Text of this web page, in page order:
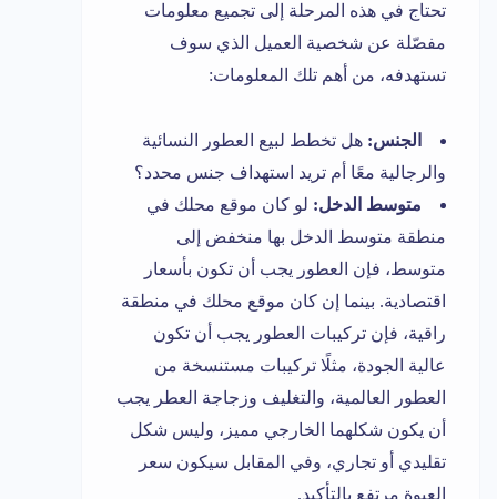
تحتاج في هذه المرحلة إلى تجميع معلومات
مفصّلة عن شخصية العميل الذي سوف
تستهدفه، من أهم تلك المعلومات:
الجنس: هل تخطط لبيع العطور النسائية
والرجالية معًا أم تريد استهداف جنس محدد؟
متوسط الدخل: لو كان موقع محلك في
منطقة متوسط الدخل بها منخفض إلى
متوسط، فإن العطور يجب أن تكون بأسعار
اقتصادية. بينما إن كان موقع محلك في منطقة
راقية، فإن تركيبات العطور يجب أن تكون
عالية الجودة، مثلًا تركيبات مستنسخة من
العطور العالمية، والتغليف وزجاجة العطر يجب
أن يكون شكلهما الخارجي مميز، وليس شكل
تقليدي أو تجاري، وفي المقابل سيكون سعر
العبوة مرتفع بالتأكيد.